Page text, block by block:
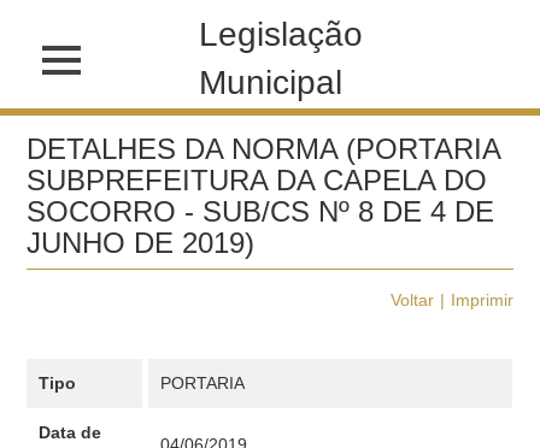
Legislação
Municipal
DETALHES DA NORMA (PORTARIA
SUBPREFEITURA DA CAPELA DO
SOCORRO - SUB/CS Nº 8 DE 4 DE
JUNHO DE 2019)
Voltar Imprimir
Tipo PORTARIA
Data de